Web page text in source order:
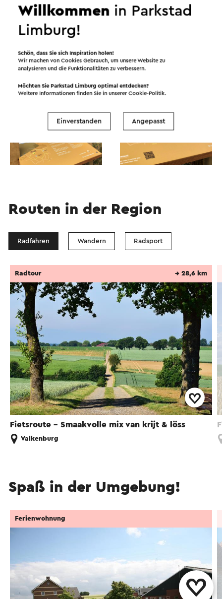
Landschaft und Klima
An einem Südhang im Dorf Ransdaal in der
Weinprozess
Der gesamte Weinprozess liegt in den Händen von
Wijngaard St. Martinus in Vijlen. Die Trauben
transportiert, wo der Weinherstellungsprozess
Das Weingut St. Martinus am Standort Kalkberg ist
Übersetzungsdienstes automatisch übersetzt.
Routen in der Region
Radfahren Wandern Radsport
Fietsroute - Smaakvolle mix van krijt & löss
Radtour → 28,6 km
Valkenburg
Spaß in der Umgebung!
Ferienwohnung
Willkommen in Parkstad
Limburg!
Schön, dass Sie sich Inspiration holen!
Wir machen von Cookies Gebrauch, um unsere Website zu
analysieren und die Funktionalitäten zu verbessern.
Möchten Sie Parkstad Limburg optimal entdecken?
Weitere Informationen finden Sie in unsererCookie-Politik.
Einverstanden Angepasst